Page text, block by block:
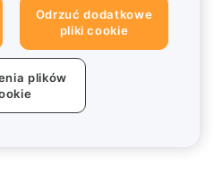
Odrzuć dodatkowe
pliki cookie
plików